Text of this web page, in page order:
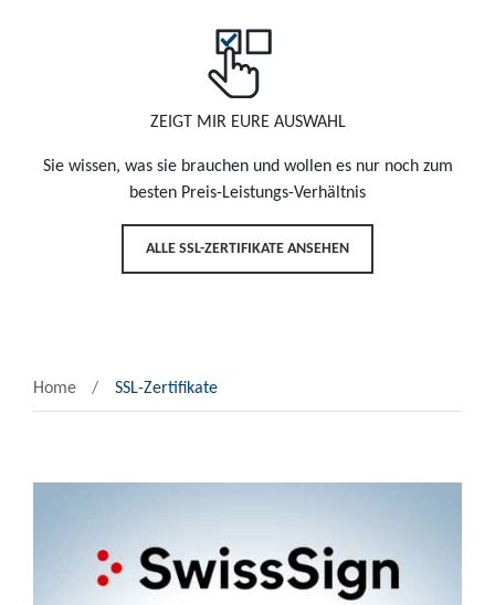
ZEIGT MIR EURE AUSWAHL
Sie wissen, was sie brauchen und wollen es nur noch zum
besten Preis-Leistungs-Verhältnis
ALLE SSL-ZERTIFIKATE ANSEHEN
Home SSL-Zertifikate